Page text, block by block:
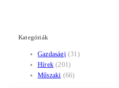
Kategóriák
Gazdasági(31)
Hírek (201)
Műszaki (66)